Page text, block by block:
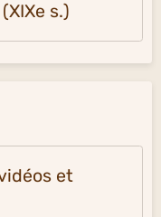
s.)
et